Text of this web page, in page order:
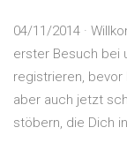
04/11/2014 ·
erster Besuch bei
registrieren, bevor
aber auch jetzt
stöbern, die Dich